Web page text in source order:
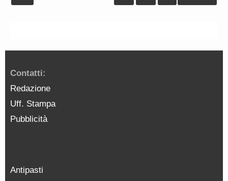
Contatti:
Redazione
Uff. Stampa
Pubblicità
Antipasti